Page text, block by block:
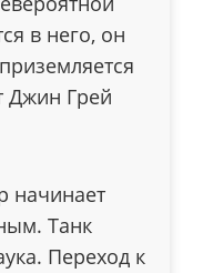
в него, он
Джин Грей
начинает
Танк
Переход к